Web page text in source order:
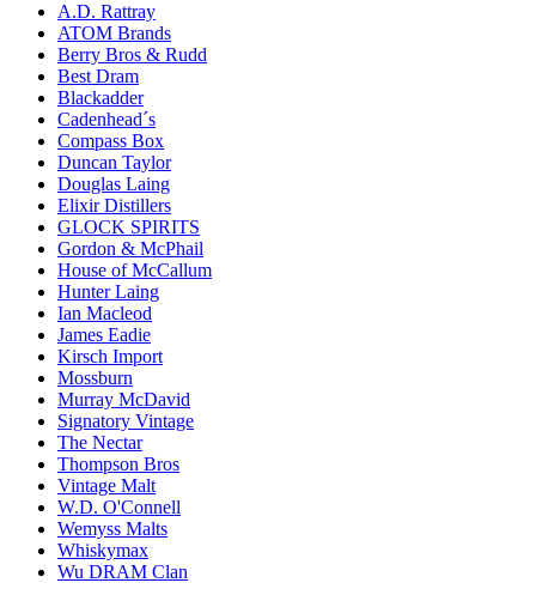
A.D. Rattray
ATOM Brands
Berry Bros & Rudd
Best Dram
Blackadder
Cadenhead´s
Compass Box
Duncan Taylor
Douglas Laing
Elixir Distillers
GLOCK SPIRITS
Gordon & McPhail
House of McCallum
Hunter Laing
Ian Macleod
James Eadie
Kirsch Import
Mossburn
Murray McDavid
Signatory Vintage
The Nectar
Thompson Bros
Vintage Malt
W.D. O'Connell
Wemyss Malts
Whiskymax
Wu DRAM Clan